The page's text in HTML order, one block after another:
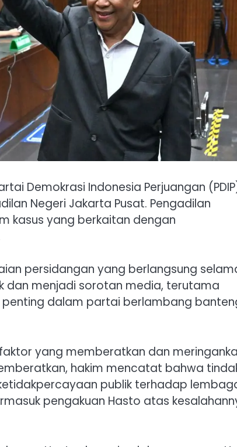
Demokrasi Indonesia Perjuangan
Negeri Jakarta Pusat. Pengadilan
kasus yang berkaitan dengan
persidangan yang berlangsung
dan menjadi sorotan media, terutama
dalam partai berlambang
yang memberatkan dan
hakim mencatat bahwa
publik terhadap
pengakuan Hasto atas